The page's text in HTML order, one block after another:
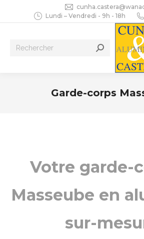
Lundi – Vendredi - 9h - 18h
Recherche
Garde-corps
Votre garde-
Masseube en
sur-